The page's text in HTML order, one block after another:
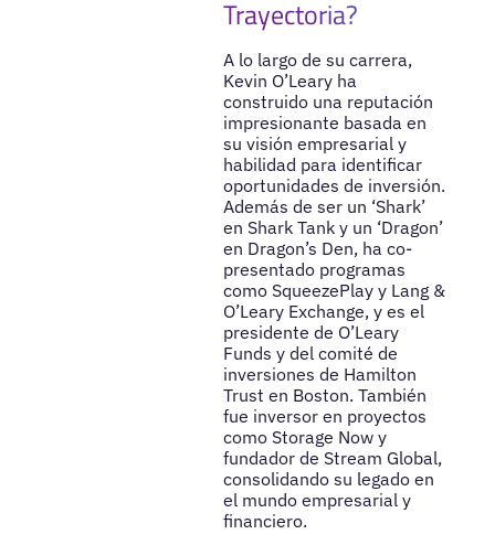
Trayectoria?
A lo largo de su carrera,
Kevin O’Leary ha
construido una reputación
impresionante basada en
su visión empresarial y
habilidad para identificar
oportunidades de inversión.
Además de ser un ‘Shark’
en Shark Tank y un ‘Dragon’
en Dragon’s Den, ha co-
presentado programas
como SqueezePlay y Lang &
O’Leary Exchange, y es el
presidente de O’Leary
Funds y del comité de
inversiones de Hamilton
Trust en Boston. También
fue inversor en proyectos
como Storage Now y
fundador de Stream Global,
consolidando su legado en
el mundo empresarial y
financiero.